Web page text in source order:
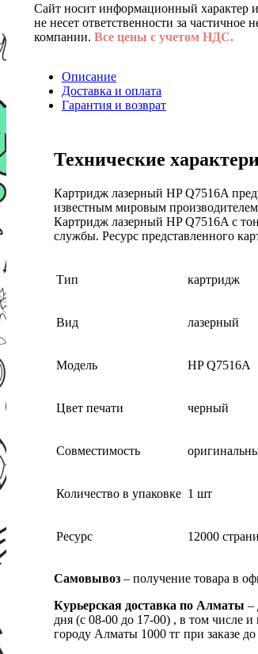
Сайт носит информационный характер
не несет ответственности за
компании. Все цены с учетом НДС.
Описание
Доставка и оплата
Гарантия и возврат
Технические
Картридж лазерный HP Q7516A
известным мировым
Картридж лазерный HP Q7516A с
службы. Ресурс представленного
Тип картридж
Вид лазерный
Модель HP Q7516A
Цвет печати черный
Совместимость
Количество в упаковке 1 шт
Ресурс 12000
Самовывоз – получение товара в
Курьерская доставка по Алматы –
дня (с 08-00 до 17-00) , в том числе
городу Алматы 1000 тг при заказе